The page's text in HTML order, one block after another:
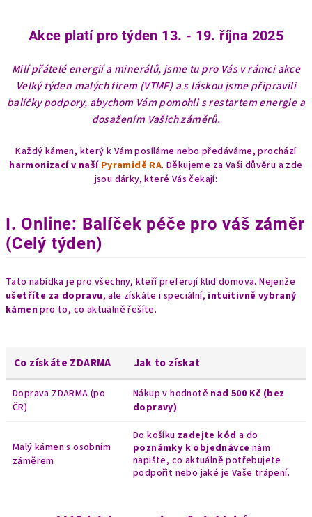
Akce platí pro týden 13. - 19. října 2025
Milí přátelé energií a minerálů, jsme tu pro Vás v rámci akce
Velký týden malých firem (VTMF) a s láskou jsme připravili
balíčky podpory, abychom Vám pomohli s restartem energie a
dosažením Vašich záměrů.
Každý kámen, který k Vám posíláme nebo předáváme, prochází
harmonizací v naší Pyramidě RA. Děkujeme za Vaši důvěru a zde
jsou dárky, které Vás čekají:
I. Online: Balíček péče pro váš záměr
(Celý týden)
Tato nabídka je pro všechny, kteří preferují klid domova. Nejenže
ušetříte za dopravu, ale získáte i speciální, intuitivně vybraný
kámenpro to, co aktuálně řešíte.
Co získáte ZDARMA Jak to získat
Doprava ZDARMA (po
ČR)
Nákup v hodnotě nad 500 Kč (bez
dopravy)
Malý kámen s osobním
záměrem
Do košíku zadejte kód a do
poznámky k objednávce nám
napište, co aktuálně potřebujete
podpořit nebo jaké je Vaše trápení.